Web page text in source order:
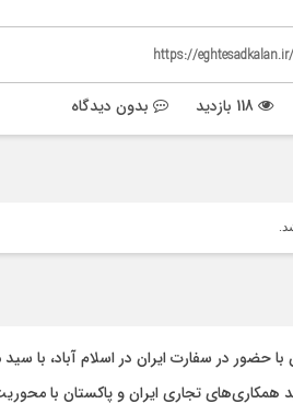
https://eghtesadkalan.ir/
بدون دیدگاه
حضور در سفارت ایران در اسلام آباد، با
همکاری‌های تجاری ایران و پاکستان با